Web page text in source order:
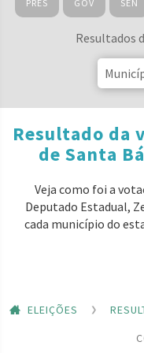
PRES GOV SEN
Resultados
Resultado da
de Santa
Veja como foi a
Deputado Estadual,
cada município do
ELEIÇÕES